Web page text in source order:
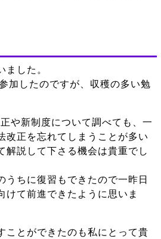
した。
加したのですが、収穫の多い勉
や新制度について調べても、一
改正を忘れてしまうことが多い
解説して下さる機会は貴重でし
うちに復習もできたので一昨日
けて前進できたように思いま
ことができたのも私にとって貴